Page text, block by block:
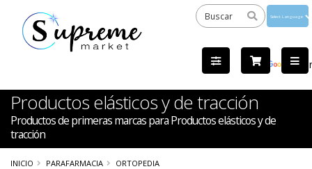
by
Productos elásticos y de tracción
Productos de primeras marcas para Productos elásticos y de
tracción
INICIO PARAFARMACIA
ORTOPEDIA